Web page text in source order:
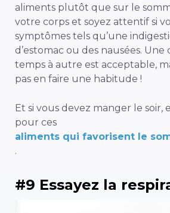
aliments plutôt que sur le
votre corps et soyez attentif si
symptômes tels qu’une
d’estomac ou des nausées.
temps à autre est acceptable,
pas en faire une habitude !
Et si vous devez manger le soir,
pour ces
aliments qui favorisent le
.
#9 Essayez la